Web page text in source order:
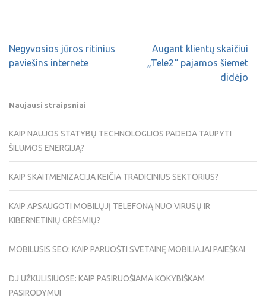
Negyvosios jūros ritinius
paviešins internete
Augant klientų skaičiui
„Tele2“ pajamos šiemet
didėjo
Naujausi straipsniai
KAIP NAUJOS STATYBŲ TECHNOLOGIJOS PADEDA TAUPYTI
ŠILUMOS ENERGIJĄ?
KAIP SKAITMENIZACIJA KEIČIA TRADICINIUS SEKTORIUS?
KAIP APSAUGOTI MOBILŲJĮ TELEFONĄ NUO VIRUSŲ IR
KIBERNETINIŲ GRĖSMIŲ?
MOBILUSIS SEO: KAIP PARUOŠTI SVETAINĘ MOBILIAJAI PAIEŠKAI
DJ UŽKULISIUOSE: KAIP PASIRUOŠIAMA KOKYBIŠKAM
PASIRODYMUI